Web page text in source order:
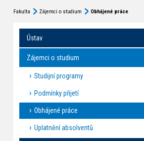
Fakulta Zájemci o studium Obhájené práce
Ústav
Zájemci o studium
Studijní programy
Podmínky přijetí
Obhájené práce
Uplatnění absolventů